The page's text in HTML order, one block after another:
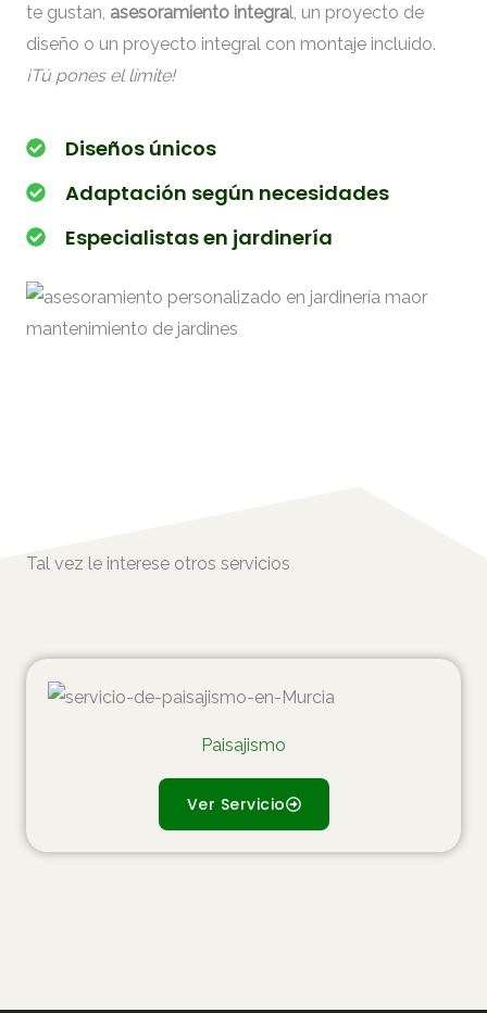
te gustan, asesoramiento integral, un proyecto de
diseño o un proyecto integral con montaje incluido.
¡Tú pones el límite!
Diseños únicos
Adaptación según necesidades
Especialistas en jardinería
Tal vez le interese otros servicios
Paisajismo
Ver Servicio